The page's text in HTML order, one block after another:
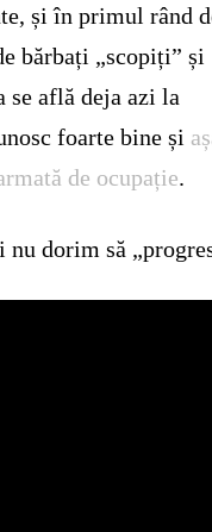
și în primul rând
bărbați „scopiți” și
află deja azi la
foarte bine și
de ocupație.
dorim să